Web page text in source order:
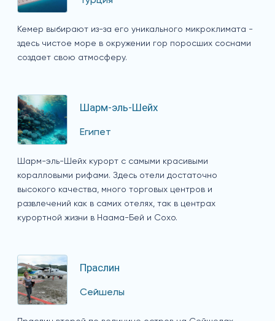
Кемер выбирают из-за его уникального микроклимата -
здесь чистое море в окружении гор поросших соснами
создает свою атмосферу.
Шарм-эль-Шейх
Египет
Шарм-эль-Шейх курорт с самыми красивыми
коралловыми рифами. Здесь отели достаточно
высокого качества, много торговых центров и
развлечений как в самих отелях, так в центрах
курортной жизни в Наама-Бей и Сохо.
Праслин
Сейшелы